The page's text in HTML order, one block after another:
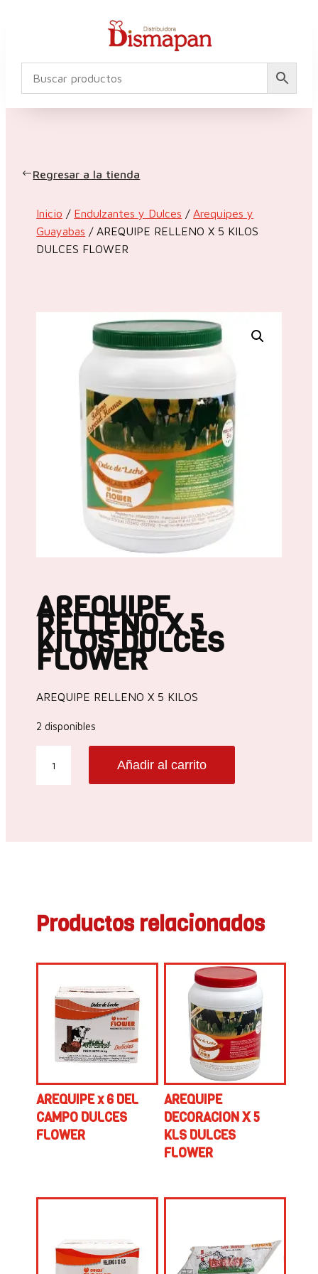
Regresar a la tienda
Inicio / Endulzantes y Dulces /Arequipes y
Guayabas / AREQUIPE RELLENO X 5 KILOS
DULCES FLOWER
AREQUIPE
RELLENO X 5
KILOS DULCES
FLOWER
AREQUIPE RELLENO X 5 KILOS
2 disponibles
RELLENO
Añadir al carrito
Productos relacionados
AREQUIPE x 6 DEL
CAMPO DULCES
FLOWER
AREQUIPE
DECORACION X 5
KLS DULCES
FLOWER